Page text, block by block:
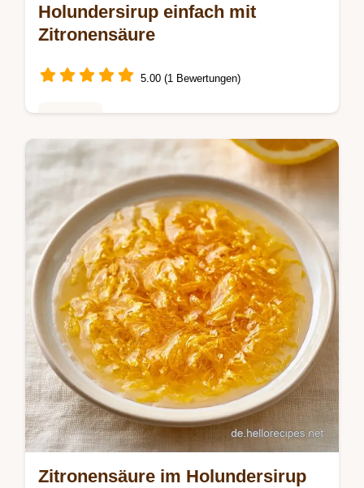
Holundersirup einfach mit
Zitronensäure
5.00 (1 Bewertungen)
Dieser Holundersirup überzeugt durch
floralen Geschmack. Erfahren Sie, wie
lange Holunderblütensirup ziehen lassen
muss. Inklusive Budget-Swap-Tabelle.
Zitronensäure im Holundersirup